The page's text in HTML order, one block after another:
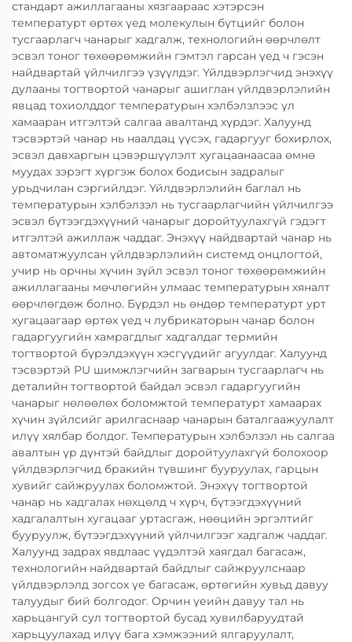
стандарт ажиллагааны хязгаараас хэтэрсэн
температурт өртөх үед молекулын бүтцийг болон
тусгаарлагч чанарыг хадгалж, технологийн өөрчлөлт
эсвэл тоног төхөөрөмжийн гэмтэл гарсан үед ч гэсэн
найдвартай үйлчилгээ үзүүлдэг. Үйлдвэрлэгчид энэхүү
дулааны тогтвортой чанарыг ашиглан үйлдвэрлэлийн
явцад тохиолддог температурын хэлбэлзлээс үл
хамааран итгэлтэй салгаа авалтанд хүрдэг. Халуунд
тэсвэртэй чанар нь наалдац үүсэх, гадаргууг бохирлох,
эсвэл давхаргын цэвэршүүлэлт хугацаанаасаа өмнө
муудах зэрэгт хүргэж болох бодисын задралыг
урьдчилан сэргийлдэг. Үйлдвэрлэлийн баглал нь
температурын хэлбэлзэл нь тусгаарлагчийн үйлчилгээ
эсвэл бүтээгдэхүүний чанарыг доройтуулахгүй гэдэгт
итгэлтэй ажиллаж чаддаг. Энэхүү найдвартай чанар нь
автоматжуулсан үйлдвэрлэлийн системд онцлогтой,
учир нь орчны хүчин зүйл эсвэл тоног төхөөрөмжийн
ажиллагааны мөчлөгийн улмаас температурын хяналт
өөрчлөгдөж болно. Бүрдэл нь өндөр температурт урт
хугацаагаар өртөх үед ч лубрикаторын чанар болон
гадаргуугийн хамрагдлыг хадгалдаг термийн
тогтвортой бүрэлдэхүүн хэсгүүдийг агуулдаг. Халуунд
тэсвэртэй PU шимжлэгчийн загварын тусгаарлагч нь
деталийн тогтвортой байдал эсвэл гадаргуугийн
чанарыг нөлөөлөх боломжтой температурт хамаарах
хүчин зүйлсийг арилгаснаар чанарын баталгаажуулалт
илүү хялбар болдог. Температурын хэлбэлзэл нь салгаа
авалтын үр дүнтэй байдлыг доройтуулахгүй болохоор
үйлдвэрлэгчид бракийн түвшинг бууруулах, гарцын
хувийг сайжруулах боломжтой. Энэхүү тогтвортой
чанар нь хадгалах нөхцөлд ч хүрч, бүтээгдэхүүний
хадгалалтын хугацааг уртасгаж, нөөцийн эргэлтийг
бууруулж, бүтээгдэхүүний үйлчилгээг хадгалж чаддаг.
Халуунд задрах явдлаас үүдэлтэй хаягдал багасаж,
технологийн найдвартай байдлыг сайжруулснаар
үйлдвэрлэлд зогсох үе багасаж, өртөгийн хувьд давуу
талуудыг бий болгодог. Орчин үеийн давуу тал нь
харьцангуй сул тогтвортой бусад хувилбаруудтай
харьцуулахад илүү бага хэмжээний ялгаруулалт,